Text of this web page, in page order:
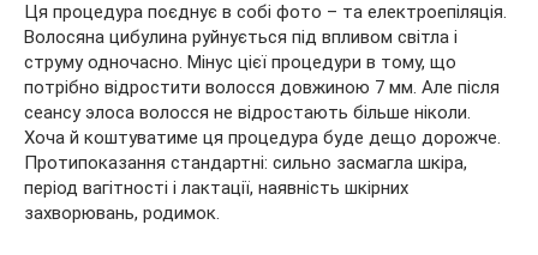
Ця процедура поєднує в собі фото – та електроепіляція.
Волосяна цибулина руйнується під впливом світла і
струму одночасно. Мінус цієї процедури в тому, що
потрібно відростити волосся довжиною 7 мм. Але після
сеансу элоса волосся не відростають більше ніколи.
Хоча й коштуватиме ця процедура буде дещо дорожче.
Протипоказання стандартні: сильно засмагла шкіра,
період вагітності і лактації, наявність шкірних
захворювань, родимок.